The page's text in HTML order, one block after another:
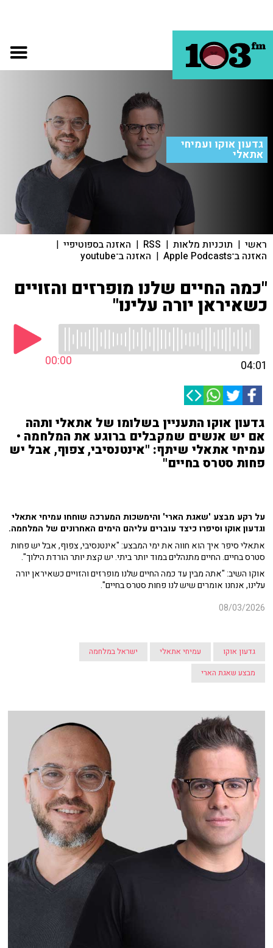
גדעון אוקו ועמיחי
אתאלי
ראשי | תוכניות מלאות |
RSS
| האזנה בספוטיפיי |
האזנה ב־Apple Podcasts | האזנה ב־youtube
"כמה החיים שלנו מופרזים והזויים
כשאיראן יורה עלינו"
00:00 04:01
גדעון אוקו התעניין בשלומו של אתאלי ותהה
אם יש אנשים שמקבלים ברוגע את המלחמה •
עמיחי אתאלי שיתף: "אינטנסיבי, צפוף, אבל יש
פחות סטרס בחיים"
על רקע מבצע 'שאגת הארי' והימשכות המערכה שוחחו עמיחי אתאלי
וגדעון אוקו וסיפרו כיצד עוברים עליהם הימים האחרונים של המלחמה.
אתאלי סיפר איך הוא חווה את ימי המבצע: "אינטנסיבי, צפוף, אבל יש פחות
סטרס בחיים. החיים מתנהלים במוד יותר ביתי. יש קצת יותר הורדת הילוך".
אוקו השיב: "אתה מבין עד כמה החיים שלנו מופרזים והזויים כשאיראן יורה
עלינו, אנחנו אומרים שיש לנו פחות סטרס בחיים".
08/03/2026
גדעון אוקו עמיחי אתאלי
ישראל במלחמה
מבצע שאגת הארי